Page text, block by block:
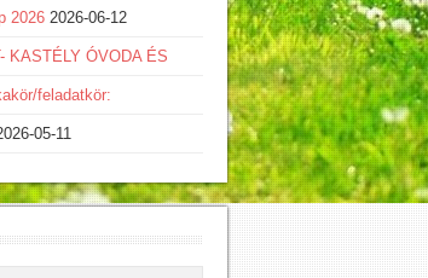
2026 2026-06-12
KASTÉLY ÓVODA ÉS
feladatkör:
05-11